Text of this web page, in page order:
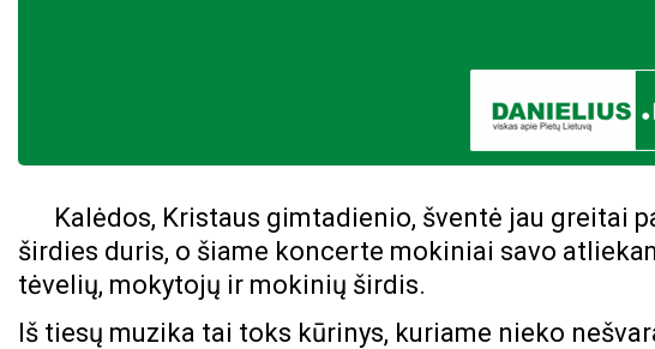
Kalėdos, Kristaus gimtadienio, šventė jau greitai
širdies duris, o šiame koncerte mokiniai savo
tėvelių, mokytojų ir mokinių širdis.
Iš tiesų muzika tai toks kūrinys, kuriame nieko